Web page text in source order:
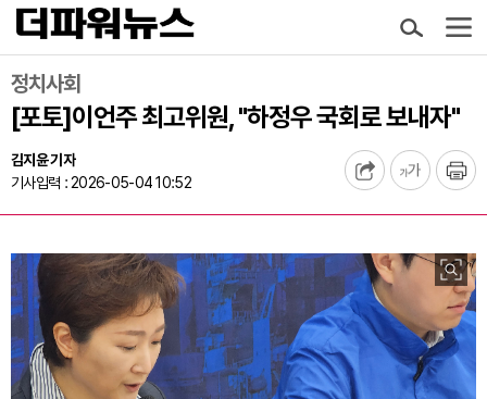
정치사회
[포토]이언주 최고위원, "하정우 국회로 보내자"
김지윤 기자
기사입력 : 2026-05-04 10:52